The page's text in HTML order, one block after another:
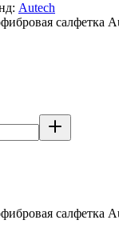
Autech
салфетка
салфетка